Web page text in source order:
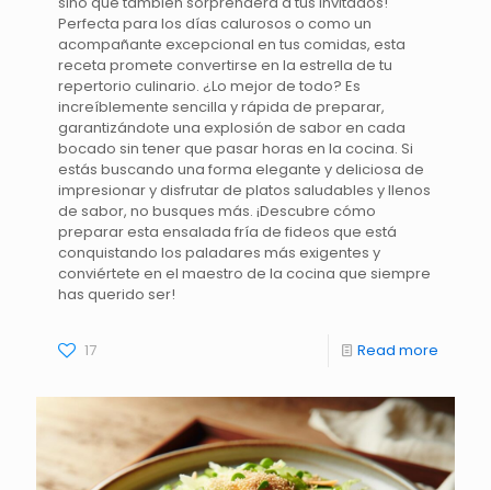
Perfecta para los días calurosos o como un
acompañante excepcional en tus comidas, esta
receta promete convertirse en la estrella de tu
repertorio culinario. ¿Lo mejor de todo? Es
increíblemente sencilla y rápida de preparar,
garantizándote una explosión de sabor en cada
bocado sin tener que pasar horas en la cocina. Si
estás buscando una forma elegante y deliciosa de
impresionar y disfrutar de platos saludables y llenos
de sabor, no busques más. ¡Descubre cómo
preparar esta ensalada fría de fideos que está
conquistando los paladares más exigentes y
conviértete en el maestro de la cocina que siempre
has querido ser!
17 Read more